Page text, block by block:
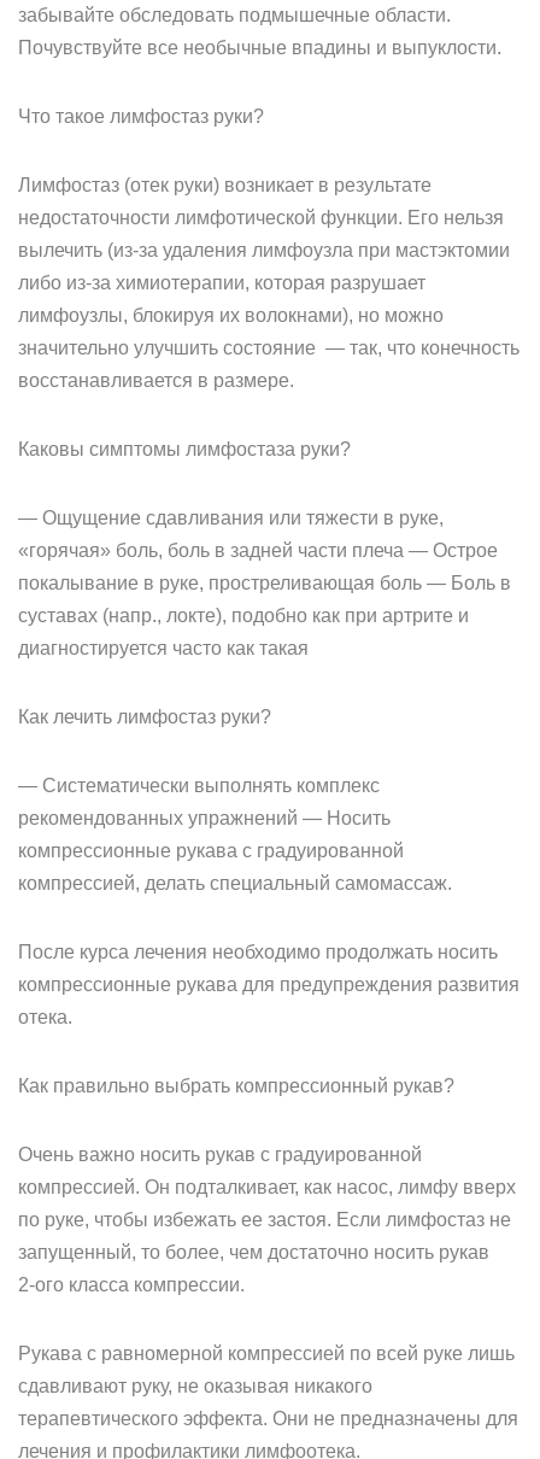
забывайте обследовать подмышечные области.
Почувствуйте все необычные впадины и выпуклости.
Что такое лимфостаз руки?
Лимфостаз (отек руки) возникает в результате
недостаточности лимфотической функции. Его нельзя
вылечить (из-за удаления лимфоузла при мастэктомии
либо из-за химиотерапии, которая разрушает
лимфоузлы, блокируя их волокнами), но можно
значительно улучшить состояние — так, что конечность
восстанавливается в размере.
Каковы симптомы лимфостаза руки?
— Ощущение сдавливания или тяжести в руке,
«горячая» боль, боль в задней части плеча — Острое
покалывание в руке, простреливающая боль — Боль в
суставах (напр., локте), подобно как при артрите и
диагностируется часто как такая
Как лечить лимфостаз руки?
— Систематически выполнять комплекс
рекомендованных упражнений — Носить
компрессионные рукава с градуированной
компрессией, делать специальный самомассаж.
После курса лечения необходимо продолжать носить
компрессионные рукава для предупреждения развития
отека.
Как правильно выбрать компрессионный рукав?
Очень важно носить рукав с градуированной
компрессией. Он подталкивает, как насос, лимфу вверх
по руке, чтобы избежать ее застоя. Если лимфостаз не
запущенный, то более, чем достаточно носить рукав
2-ого класса компрессии.
Рукава с равномерной компрессией по всей руке лишь
сдавливают руку, не оказывая никакого
терапевтического эффекта. Они не предназначены для
лечения и профилактики лимфоотека.